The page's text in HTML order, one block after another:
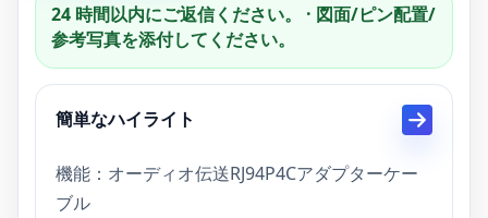
24 時間以内にご返信ください。 · 図面/ピン配置/
参考写真を添付し​​てください。
簡単なハイライト
機能：オーディオ伝送RJ94P4Cアダプターケー
ブル